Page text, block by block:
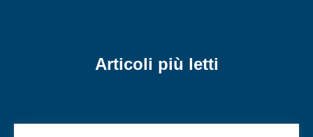
Articoli più letti